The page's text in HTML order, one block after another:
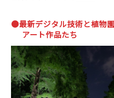
●最新デジタル技術と植物
アート作品たち